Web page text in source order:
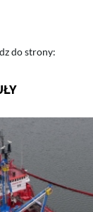
do strony: